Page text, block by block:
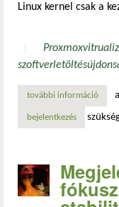
Linux kernel csak a
Proxmox
szoftverletöltés
további információ
bejelentkezés